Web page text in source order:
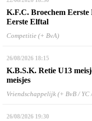
K.F.C. Broechem
Eerste Elftal
Competitie (+ BvA)
26/08/2026 18:15
K.B.S.K. Retie U13
meisjes
Vriendschappelijk (+ BvB / YC
26/08/2026 19:30